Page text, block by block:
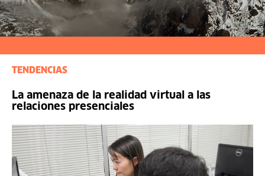
TENDENCIAS
La amenaza de la realidad virtual a las
relaciones presenciales